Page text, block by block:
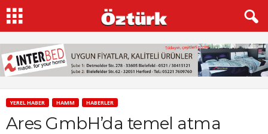
YEREL HABER HAMM HABERLER
Ares GmbH’da temel atma